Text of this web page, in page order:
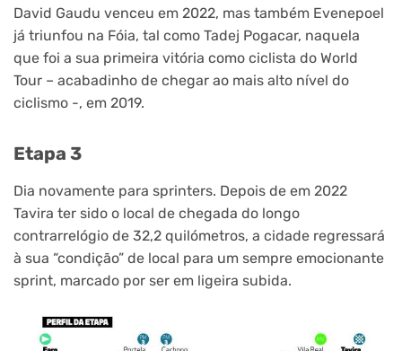
David Gaudu venceu em 2022, mas também Evenepoel
já triunfou na Fóia, tal como Tadej Pogacar, naquela
que foi a sua primeira vitória como ciclista do World
Tour – acabadinho de chegar ao mais alto nível do
ciclismo -, em 2019.
Etapa 3
Dia novamente para sprinters. Depois de em 2022
Tavira ter sido o local de chegada do longo
contrarrelógio de 32,2 quilómetros, a cidade regressará
à sua “condição” de local para um sempre emocionante
sprint, marcado por ser em ligeira subida.